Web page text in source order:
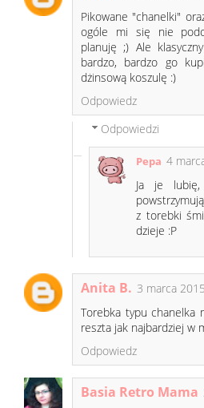
Pikowane "chanelki"
ogóle mi się nie
planuję ;) Ale
bardzo, bardzo go
dżinsową koszulę :)
Odpowiedz
Odpowiedzi
Pepa 4
Ja je
z torebki
dzieje :P
Anita B. 3 marca
Torebka typu chanelka
reszta jak najbardziej w
Odpowiedz
Basia Retro Mama